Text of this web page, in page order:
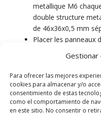
Gestionar
Para ofrecer las mejores
cookies para almacenar y/o
consentimiento de estas
como el comportamiento de
en este sitio. No consentir o
metallique M6
double structure
de 46x36x0,5 mm
Placer les panneaux
Tecbor® Y de 25mm
autotaradeuses de
Pour finir, couvir les
têstes des vis avec